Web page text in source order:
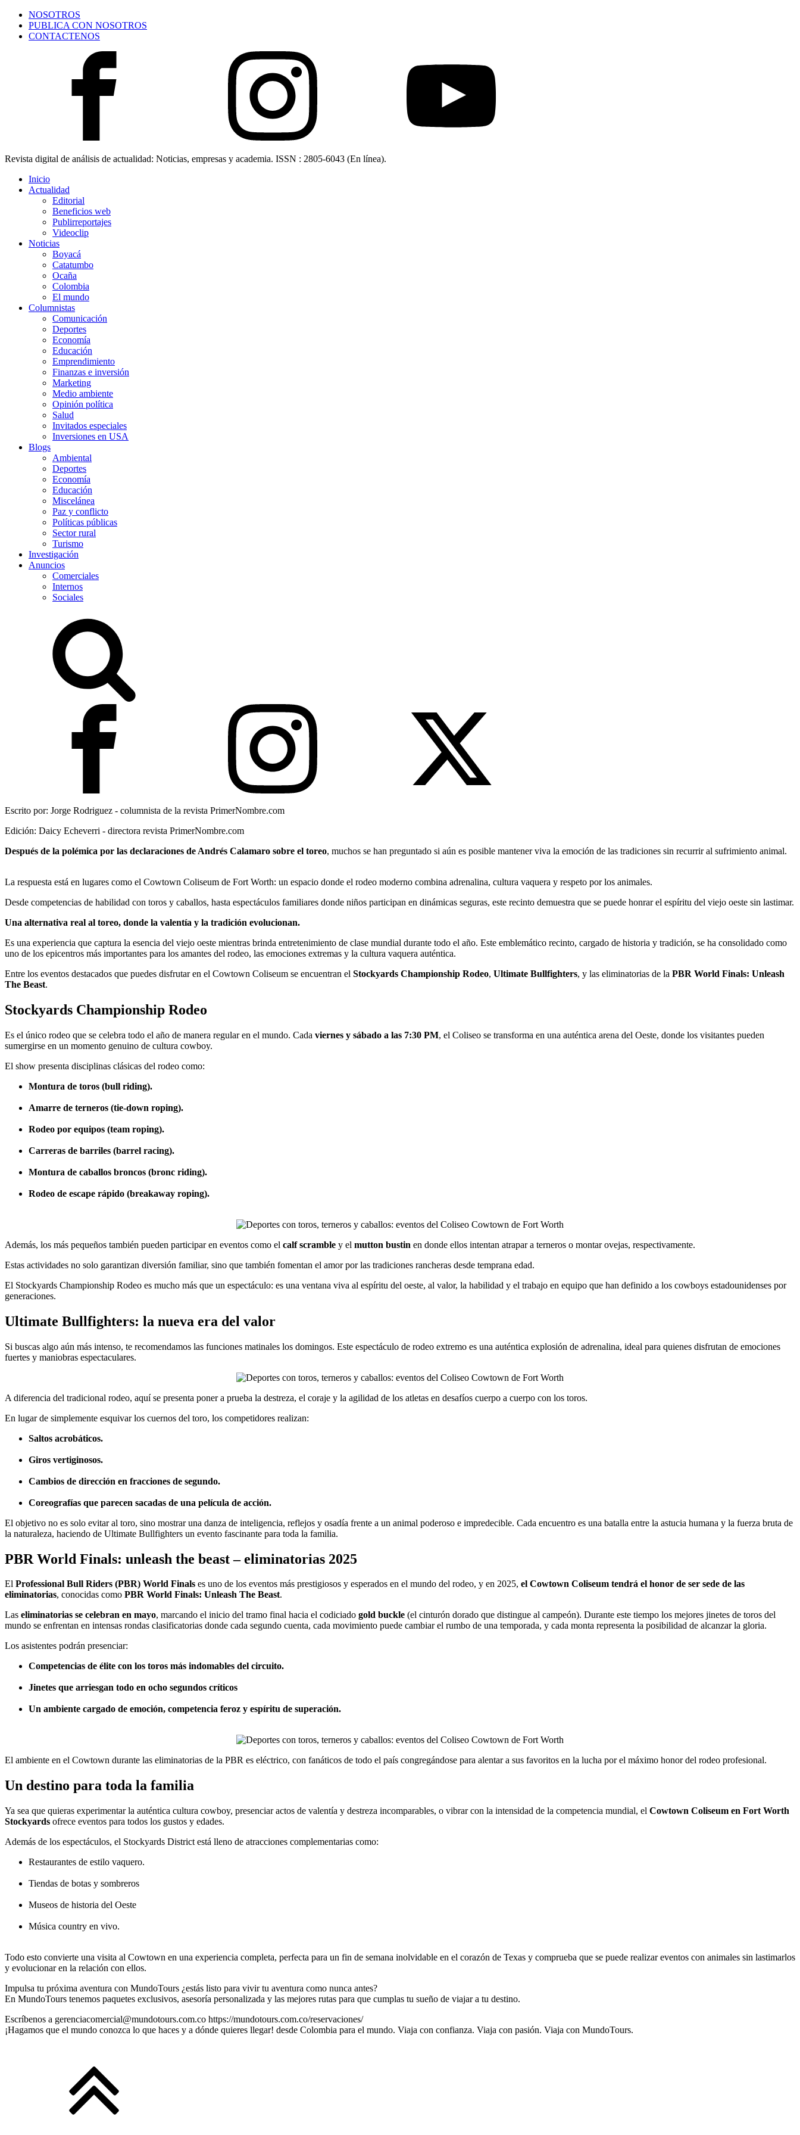
NOSOTROS
PUBLICA CON NOSOTROS
CONTACTENOS
Revista digital de análisis de actualidad: Noticias, empresas y academia. ISSN : 2805-6043 (En línea).
Inicio
Actualidad
Editorial
Beneficios web
Publirreportajes
Videoclip
Noticias
Boyacá
Catatumbo
Ocaña
Colombia
El mundo
Columnistas
Comunicación
Deportes
Economía
Educación
Emprendimiento
Finanzas e inversión
Marketing
Medio ambiente
Opinión política
Salud
Invitados especiales
Inversiones en USA
Blogs
Ambiental
Deportes
Economía
Educación
Miscelánea
Paz y conflicto
Políticas públicas
Sector rural
Turismo
Investigación
Anuncios
Comerciales
Internos
Sociales
Escrito por: Jorge Rodriguez - columnista de la revista PrimerNombre.com
Edición: Daicy Echeverri - directora revista PrimerNombre.com
Después de la polémica por las declaraciones de Andrés Calamaro sobre el toreo, muchos se han preguntado si aún es posible mantener viva la emoción de las tradiciones sin recurrir al sufrimiento animal.
La respuesta está en lugares como el Cowtown Coliseum de Fort Worth: un espacio donde el rodeo moderno combina adrenalina, cultura vaquera y respeto por los animales.
Desde competencias de habilidad con toros y caballos, hasta espectáculos familiares donde niños participan en dinámicas seguras, este recinto demuestra que se puede honrar el espíritu del viejo oeste sin lastimar.
Una alternativa real al toreo, donde la valentía y la tradición evolucionan.
Es una experiencia que captura la esencia del viejo oeste mientras brinda entretenimiento de clase mundial durante todo el año. Este emblemático recinto, cargado de historia y tradición, se ha consolidado como
uno de los epicentros más importantes para los amantes del rodeo, las emociones extremas y la cultura vaquera auténtica.
Entre los eventos destacados que puedes disfrutar en el Cowtown Coliseum se encuentran el Stockyards Championship Rodeo, Ultimate Bullfighters, y las eliminatorias de la PBR World Finals: Unleash
The Beast.
Stockyards Championship Rodeo
Es el único rodeo que se celebra todo el año de manera regular en el mundo. Cada viernes y sábado a las 7:30 PM, el Coliseo se transforma en una auténtica arena del Oeste, donde los visitantes pueden
sumergirse en un momento genuino de cultura cowboy.
El show presenta disciplinas clásicas del rodeo como:
Montura de toros (bull riding).
Amarre de terneros (tie-down roping).
Rodeo por equipos (team roping).
Carreras de barriles (barrel racing).
Montura de caballos broncos (bronc riding).
Rodeo de escape rápido (breakaway roping).
Además, los más pequeños también pueden participar en eventos como el calf scramble y el mutton bustin en donde ellos intentan atrapar a terneros o montar ovejas, respectivamente.
Estas actividades no solo garantizan diversión familiar, sino que también fomentan el amor por las tradiciones rancheras desde temprana edad.
El Stockyards Championship Rodeo es mucho más que un espectáculo: es una ventana viva al espíritu del oeste, al valor, la habilidad y el trabajo en equipo que han definido a los cowboys estadounidenses por
generaciones.
Ultimate Bullfighters: la nueva era del valor
Si buscas algo aún más intenso, te recomendamos las funciones matinales los domingos. Este espectáculo de rodeo extremo es una auténtica explosión de adrenalina, ideal para quienes disfrutan de emociones
fuertes y maniobras espectaculares.
A diferencia del tradicional rodeo, aquí se presenta poner a prueba la destreza, el coraje y la agilidad de los atletas en desafíos cuerpo a cuerpo con los toros.
En lugar de simplemente esquivar los cuernos del toro, los competidores realizan:
Saltos acrobáticos.
Giros vertiginosos.
Cambios de dirección en fracciones de segundo.
Coreografías que parecen sacadas de una película de acción.
El objetivo no es solo evitar al toro, sino mostrar una danza de inteligencia, reflejos y osadía frente a un animal poderoso e impredecible. Cada encuentro es una batalla entre la astucia humana y la fuerza bruta de
la naturaleza, haciendo de Ultimate Bullfighters un evento fascinante para toda la familia.
PBR World Finals: unleash the beast – eliminatorias 2025
El Professional Bull Riders (PBR) World Finals es uno de los eventos más prestigiosos y esperados en el mundo del rodeo, y en 2025, el Cowtown Coliseum tendrá el honor de ser sede de las
eliminatorias, conocidas como PBR World Finals: Unleash The Beast.
Las eliminatorias se celebran en mayo, marcando el inicio del tramo final hacia el codiciado gold buckle (el cinturón dorado que distingue al campeón). Durante este tiempo los mejores jinetes de toros del
mundo se enfrentan en intensas rondas clasificatorias donde cada segundo cuenta, cada movimiento puede cambiar el rumbo de una temporada, y cada monta representa la posibilidad de alcanzar la gloria.
Los asistentes podrán presenciar:
Competencias de élite con los toros más indomables del circuito.
Jinetes que arriesgan todo en ocho segundos críticos
Un ambiente cargado de emoción, competencia feroz y espíritu de superación.
El ambiente en el Cowtown durante las eliminatorias de la PBR es eléctrico, con fanáticos de todo el país congregándose para alentar a sus favoritos en la lucha por el máximo honor del rodeo profesional.
Un destino para toda la familia
Ya sea que quieras experimentar la auténtica cultura cowboy, presenciar actos de valentía y destreza incomparables, o vibrar con la intensidad de la competencia mundial, el Cowtown Coliseum en Fort Worth
Stockyards ofrece eventos para todos los gustos y edades.
Además de los espectáculos, el Stockyards District está lleno de atracciones complementarias como:
Restaurantes de estilo vaquero.
Tiendas de botas y sombreros
Museos de historia del Oeste
Música country en vivo.
Todo esto convierte una visita al Cowtown en una experiencia completa, perfecta para un fin de semana inolvidable en el corazón de Texas y comprueba que se puede realizar eventos con animales sin lastimarlos
y evolucionar en la relación con ellos.
Impulsa tu próxima aventura con MundoTours ¿estás listo para vivir tu aventura como nunca antes?
En MundoTours tenemos paquetes exclusivos, asesoría personalizada y las mejores rutas para que cumplas tu sueño de viajar a tu destino.
Escríbenos a gerenciacomercial@mundotours.com.co https://mundotours.com.co/reservaciones/
¡Hagamos que el mundo conozca lo que haces y a dónde quieres llegar! desde Colombia para el mundo. Viaja con confianza. Viaja con pasión. Viaja con MundoTours.